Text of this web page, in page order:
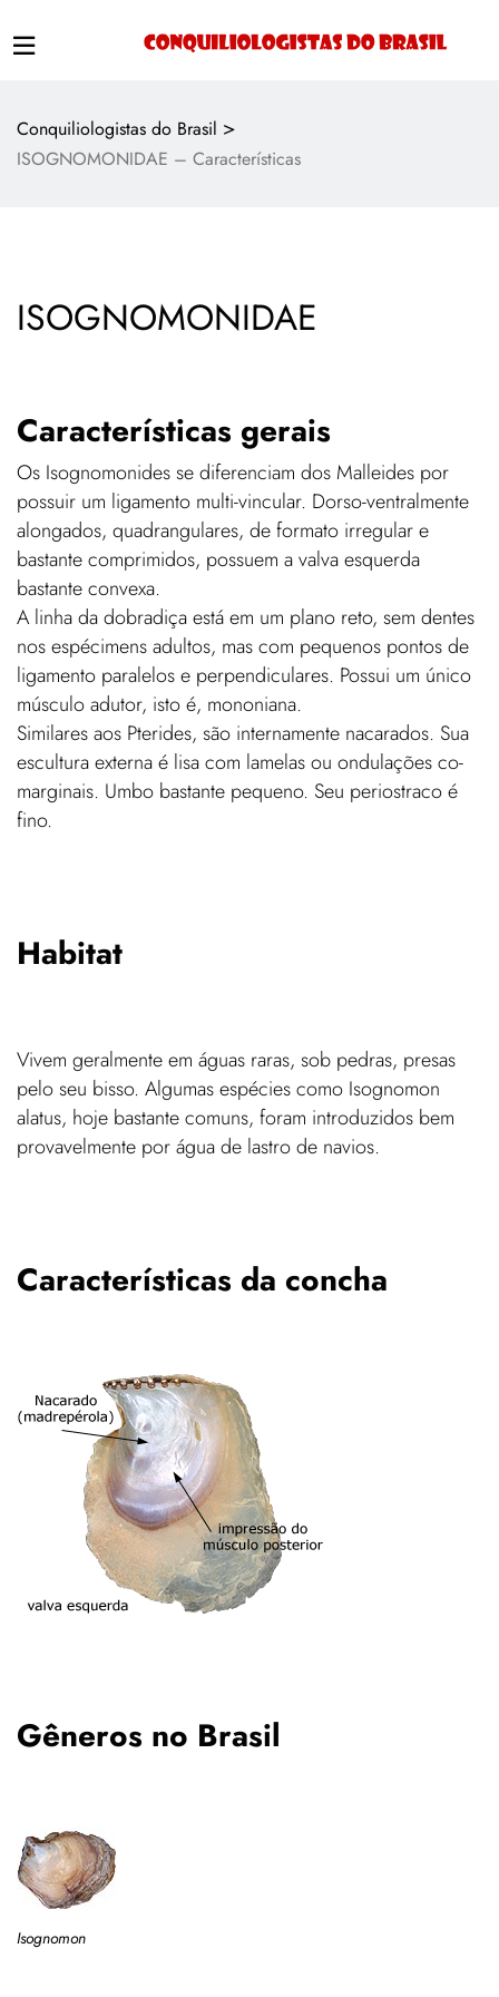
Conquiliologistas do Brasil >
ISOGNOMONIDAE – Características
ISOGNOMONIDAE
Características gerais
Os Isognomonides se diferenciam dos Malleides por
possuir um ligamento multi-vincular. Dorso-ventralmente
alongados, quadrangulares, de formato irregular e
bastante comprimidos, possuem a valva esquerda
bastante convexa.
A linha da dobradiça está em um plano reto, sem dentes
nos espécimens adultos, mas com pequenos pontos de
ligamento paralelos e perpendiculares. Possui um único
músculo adutor, isto é, mononiana.
Similares aos Pterides, são internamente nacarados. Sua
escultura externa é lisa com lamelas ou ondulações co-
marginais. Umbo bastante pequeno. Seu periostraco é
fino.
Habitat
Vivem geralmente em águas raras, sob pedras, presas
pelo seu bisso. Algumas espécies como Isognomon
alatus, hoje bastante comuns, foram introduzidos bem
provavelmente por água de lastro de navios.
Características da concha
Gêneros no Brasil
Isognomon